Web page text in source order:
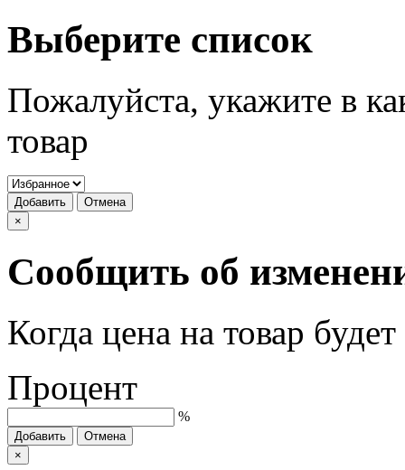
Выберите список
Пожалуйста, укажите в
товар
Добавить
Отмена
×
Сообщить об
Когда цена на товар
Процент
%
Добавить
Отмена
×